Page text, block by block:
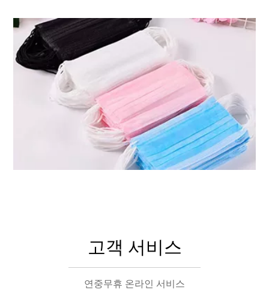
고객 서비스
연중무휴 온라인 서비스